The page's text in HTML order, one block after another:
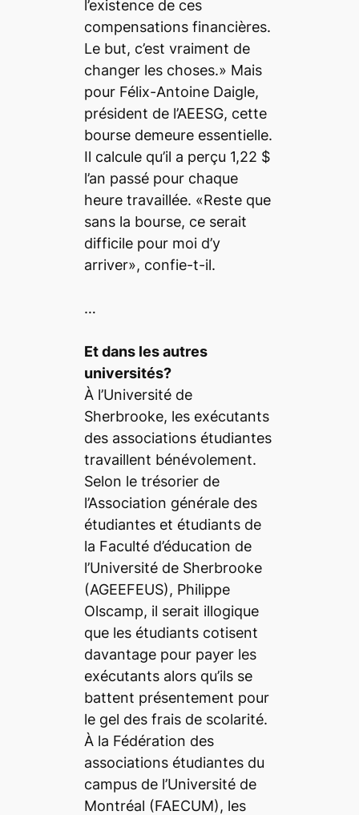
l’existence de ces
compensations financières.
Le but, c’est vraiment de
changer les choses.» Mais
pour Félix-Antoine Daigle,
président de l’AEESG, cette
bourse demeure essentielle.
Il calcule qu’il a perçu 1,22 $
l’an passé pour chaque
heure travaillée. «Reste que
sans la bourse, ce serait
difficile pour moi d’y
arriver», confie-t-il.
…
Et dans les autres
universités?
À l’Université de
Sherbrooke, les exécutants
des associations étudiantes
travaillent bénévolement.
Selon le trésorier de
l’Association générale des
étudiantes et étudiants de
la Faculté d’éducation de
l’Université de Sherbrooke
(AGEEFEUS), Philippe
Olscamp, il serait illogique
que les étudiants cotisent
davantage pour payer les
exécutants alors qu’ils se
battent présentement pour
le gel des frais de scolarité.
À la Fédération des
associations étudiantes du
campus de l’Université de
Montréal (FAECUM), les